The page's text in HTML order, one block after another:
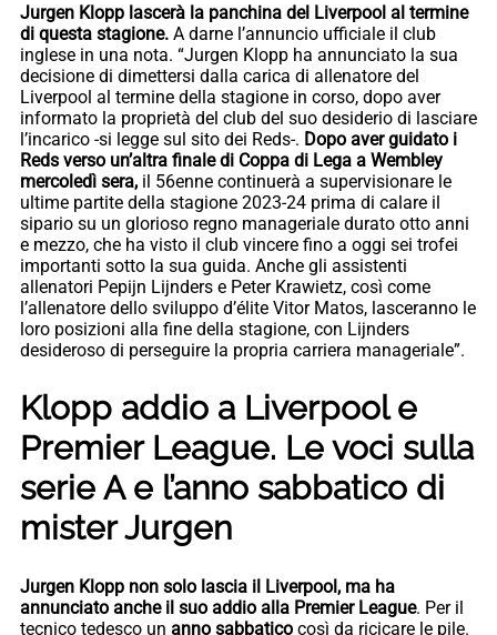
Jurgen Klopp lascerà la panchina del Liverpool al termine
di questa stagione. A darne l’annuncio ufficiale il club
inglese in una nota. “Jurgen Klopp ha annunciato la sua
decisione di dimettersi dalla carica di allenatore del
Liverpool al termine della stagione in corso, dopo aver
informato la proprietà del club del suo desiderio di lasciare
l’incarico -si legge sul sito dei Reds-. Dopo aver guidato i
Reds verso un’altra finale di Coppa di Lega a Wembley
mercoledì sera, il 56enne continuerà a supervisionare le
ultime partite della stagione 2023-24 prima di calare il
sipario su un glorioso regno manageriale durato otto anni
e mezzo, che ha visto il club vincere fino a oggi sei trofei
importanti sotto la sua guida. Anche gli assistenti
allenatori Pepijn Lijnders e Peter Krawietz, così come
l’allenatore dello sviluppo d’élite Vitor Matos, lasceranno le
loro posizioni alla fine della stagione, con Lijnders
desideroso di perseguire la propria carriera manageriale”.
Klopp addio a Liverpool e
Premier League. Le voci sulla
serie A e l’anno sabbatico di
mister Jurgen
Jurgen Klopp non solo lascia il Liverpool, ma ha
annunciato anche il suo addio alla Premier League. Per il
tecnico tedesco un anno sabbatico così da ricicare le pile.